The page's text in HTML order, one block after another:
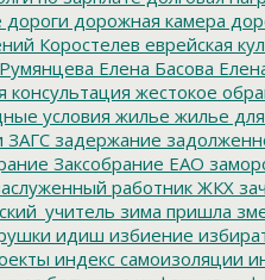
дороги дорожная камера
Коростелев еврейская
Елена Басова
консультация жестокое
условия жилье жилье
ЗАГС задержание
Заксобрание ЕАО
работник ЖКХ
зима пришла
идиш избиение
индекс самоизоляции